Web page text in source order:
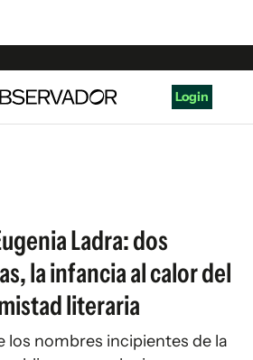
Login
Ladra: dos
la infancia al calor del
literaria
los nombres incipientes de la